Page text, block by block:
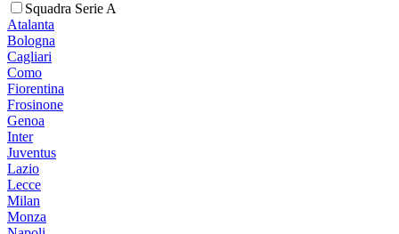
Squadra Serie A
Atalanta
Bologna
Cagliari
Como
Fiorentina
Frosinone
Genoa
Inter
Juventus
Lazio
Lecce
Milan
Monza